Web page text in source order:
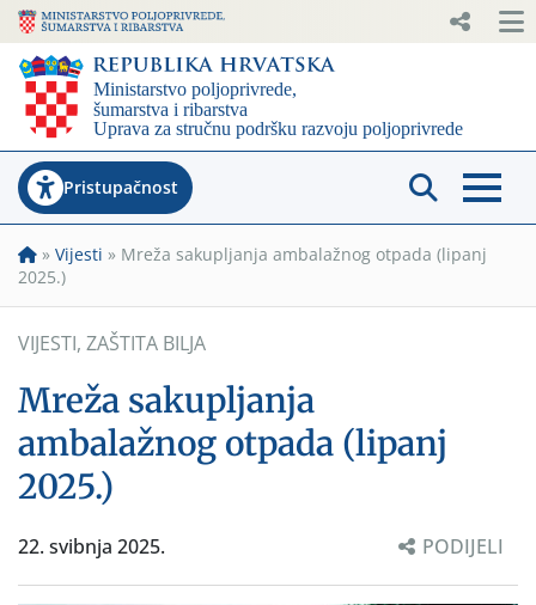
Pristupačnost
» Vijesti » Mreža sakupljanja ambalažnog otpada (lipanj
2025.)
VIJESTI, ZAŠTITA BILJA
Mreža sakupljanja
ambalažnog otpada (lipanj
2025.)
22. svibnja 2025. PODIJELI